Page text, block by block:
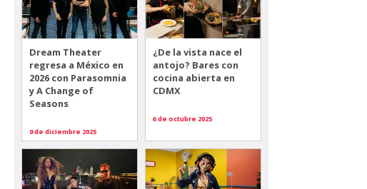
Dream Theater
regresa a México en
2026 con Parasomnia
y A Change of
Seasons
9 de diciembre 2025
¿De la vista nace el
antojo? Bares con
cocina abierta en
CDMX
6 de octubre 2025